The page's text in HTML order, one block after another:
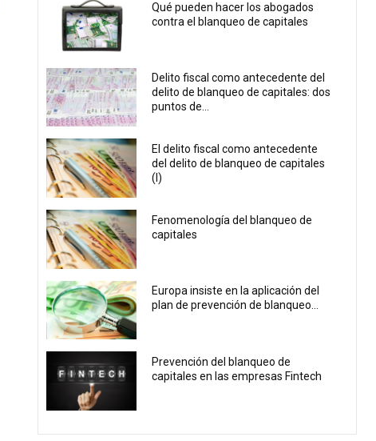
Qué pueden hacer los abogados
contra el blanqueo de capitales
Delito fiscal como antecedente del
delito de blanqueo de capitales: dos
puntos de...
El delito fiscal como antecedente
del delito de blanqueo de capitales
(I)
Fenomenología del blanqueo de
capitales
Europa insiste en la aplicación del
plan de prevención de blanqueo...
Prevención del blanqueo de
capitales en las empresas Fintech